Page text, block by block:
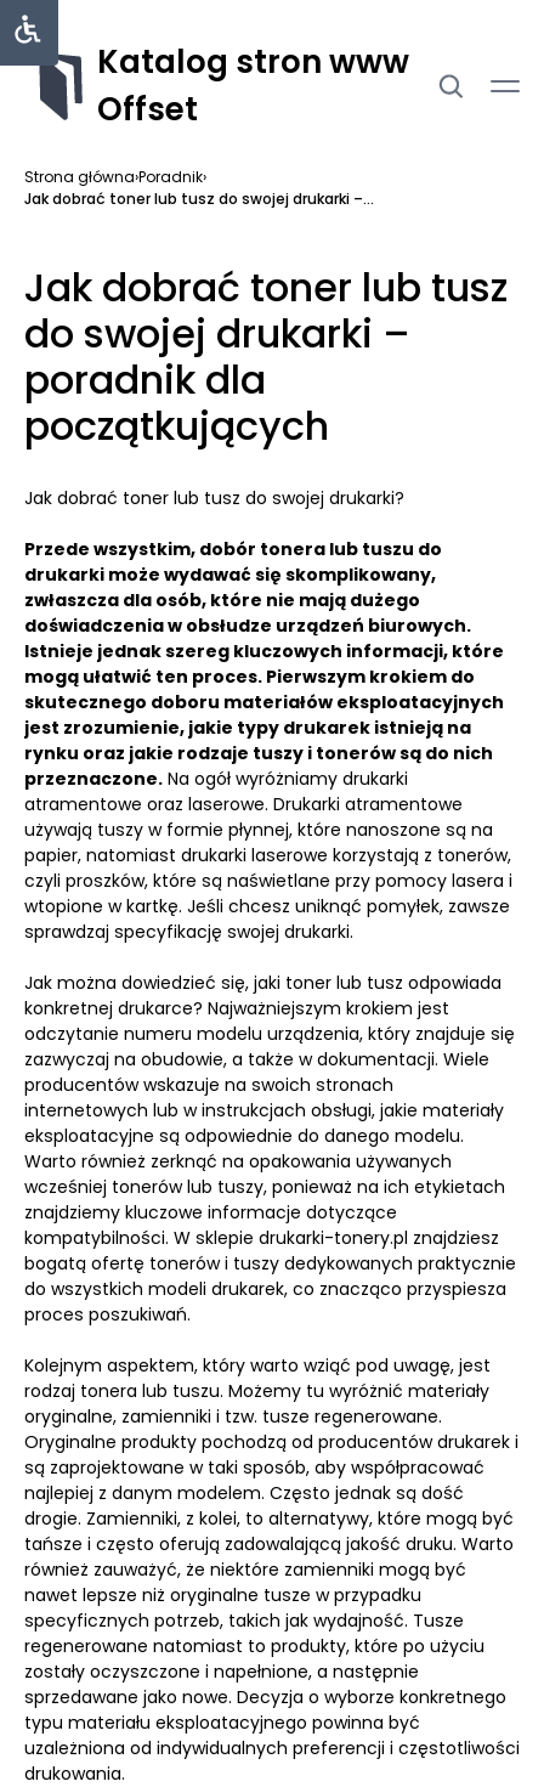
Katalog stron www
Offset
Strona główna›Poradnik›
Jak dobrać toner lub tusz do swojej drukarki –...
Jak dobrać toner lub tusz
do swojej drukarki –
poradnik dla
początkujących
Jak dobrać toner lub tusz do swojej drukarki?
Przede wszystkim, dobór tonera lub tuszu do
drukarki może wydawać się skomplikowany,
zwłaszcza dla osób, które nie mają dużego
doświadczenia w obsłudze urządzeń biurowych.
Istnieje jednak szereg kluczowych informacji, które
mogą ułatwić ten proces. Pierwszym krokiem do
skutecznego doboru materiałów eksploatacyjnych
jest zrozumienie, jakie typy drukarek istnieją na
rynku oraz jakie rodzaje tuszy i tonerów są do nich
przeznaczone. Na ogół wyróżniamy drukarki
atramentowe oraz laserowe. Drukarki atramentowe
używają tuszy w formie płynnej, które nanoszone są na
papier, natomiast drukarki laserowe korzystają z tonerów,
czyli proszków, które są naświetlane przy pomocy lasera i
wtopione w kartkę. Jeśli chcesz uniknąć pomyłek, zawsze
sprawdzaj specyfikację swojej drukarki.
Jak można dowiedzieć się, jaki toner lub tusz odpowiada
konkretnej drukarce? Najważniejszym krokiem jest
odczytanie numeru modelu urządzenia, który znajduje się
zazwyczaj na obudowie, a także w dokumentacji. Wiele
producentów wskazuje na swoich stronach
internetowych lub w instrukcjach obsługi, jakie materiały
eksploatacyjne są odpowiednie do danego modelu.
Warto również zerknąć na opakowania używanych
wcześniej tonerów lub tuszy, ponieważ na ich etykietach
znajdziemy kluczowe informacje dotyczące
kompatybilności. W sklepie drukarki-tonery.pl znajdziesz
bogatą ofertę tonerów i tuszy dedykowanych praktycznie
do wszystkich modeli drukarek, co znacząco przyspiesza
proces poszukiwań.
Kolejnym aspektem, który warto wziąć pod uwagę, jest
rodzaj tonera lub tuszu. Możemy tu wyróżnić materiały
oryginalne, zamienniki i tzw. tusze regenerowane.
Oryginalne produkty pochodzą od producentów drukarek i
są zaprojektowane w taki sposób, aby współpracować
najlepiej z danym modelem. Często jednak są dość
drogie. Zamienniki, z kolei, to alternatywy, które mogą być
tańsze i często oferują zadowalającą jakość druku. Warto
również zauważyć, że niektóre zamienniki mogą być
nawet lepsze niż oryginalne tusze w przypadku
specyficznych potrzeb, takich jak wydajność. Tusze
regenerowane natomiast to produkty, które po użyciu
zostały oczyszczone i napełnione, a następnie
sprzedawane jako nowe. Decyzja o wyborze konkretnego
typu materiału eksploatacyjnego powinna być
uzależniona od indywidualnych preferencji i częstotliwości
drukowania.